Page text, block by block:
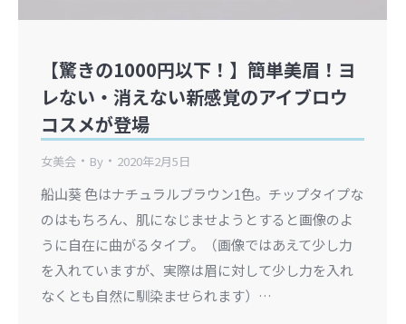
【驚きの1000円以下！】簡単美眉！ヨ
レない・消えない新感覚のアイブロウ
コスメが登場
女美会 By 2020年2月5日
船山葵 色はナチュラルブラウン1色。チップタイプな
のはもちろん、肌になじませようとすると画像のよ
うに自在に曲がるタイプ。（画像ではあえて少し力
を入れていますが、実際は眉に対して少し力を入れ
なくとも自然に馴染ませられます）…